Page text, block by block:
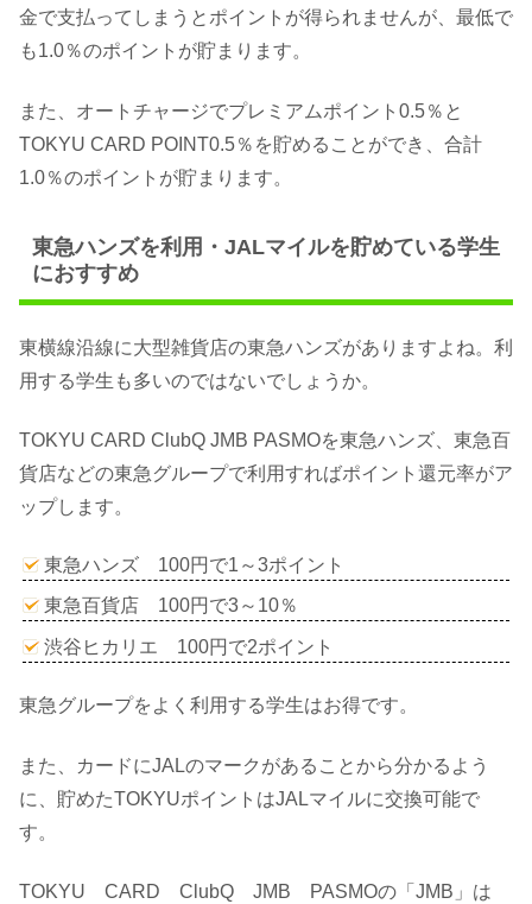
金で支払ってしまうとポイントが得られませんが、最低で
も1.0％のポイントが貯まります。
また、オートチャージでプレミアムポイント0.5％と
TOKYU CARD POINT0.5％を貯めることができ、合計
1.0％のポイントが貯まります。
東急ハンズを利用・JALマイルを貯めている学生
におすすめ
東横線沿線に大型雑貨店の東急ハンズがありますよね。利
用する学生も多いのではないでしょうか。
TOKYU CARD ClubQ JMB PASMOを東急ハンズ、東急百
貨店などの東急グループで利用すればポイント還元率がア
ップします。
東急ハンズ 100円で1～3ポイント
東急百貨店 100円で3～10％
渋谷ヒカリエ 100円で2ポイント
東急グループをよく利用する学生はお得です。
また、カードにJALのマークがあることから分かるよう
に、貯めたTOKYUポイントはJALマイルに交換可能で
す。
TOKYU CARD ClubQ JMB PASMOの「JMB」は